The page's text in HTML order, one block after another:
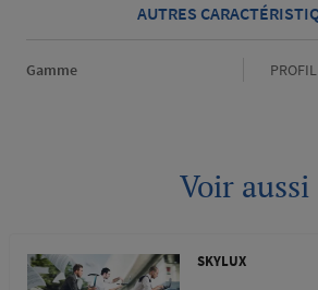
AUTRES
Gamme
Voir aussi
SKYLUX